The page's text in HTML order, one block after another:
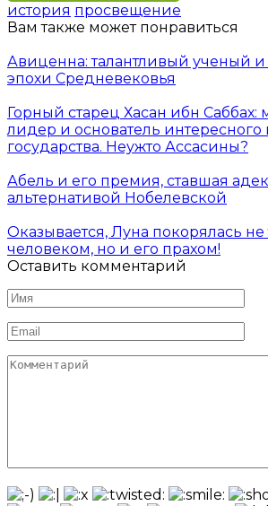
история просвещение
Вам также может понравиться
Авиценна: талантливый ученый и
эпохи Средневековья
Горный старец Хасан ибн Саббах:
лидер и основатель интересного
государства. Неужто Ассасины?
Абель и его премия, ставшая
альтернативой Нобелевской
Оказывается, Луна покорялась не
человеком, но и его прахом!
Оставить комментарий
Имя
*
Email
*
Комментарий